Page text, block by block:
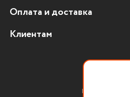
Наши клиенты
Отзывы клиентов
Оплата и доставка
Оплата и доставка
Клиентам
Присоединяйтесь: